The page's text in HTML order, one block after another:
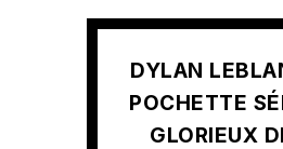
DYLAN
POCHETTE
GLORIEUX